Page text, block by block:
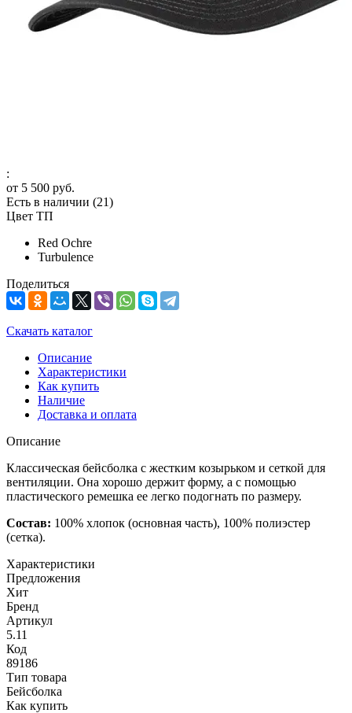
:
от 5 500 руб.
Есть в наличии (21)
Цвет ТП
Red Ochre
Turbulence
Поделиться
Скачать каталог
Описание
Характеристики
Как купить
Наличие
Доставка и оплата
Описание
Классическая бейсболка с жестким козырьком и сеткой для
вентиляции. Она хорошо держит форму, а с помощью
пластического ремешка ее легко подогнать по размеру.
Состав: 100% хлопок (основная часть), 100% полиэстер
(сетка).
Характеристики
Предложения
Хит
Бренд
Артикул
5.11
Код
89186
Тип товара
Бейсболка
Как купить